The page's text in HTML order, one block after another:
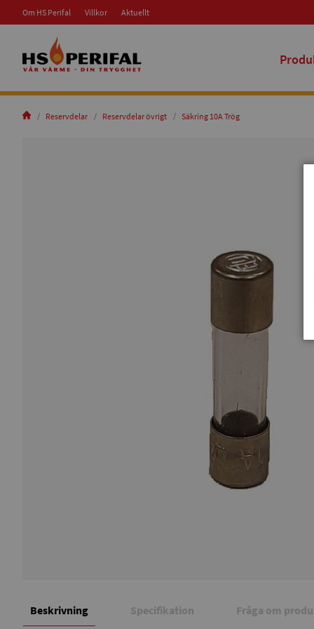
Om HS Perifal Villkor Aktuellt
Reservdelar Reservdelar övrigt Säkring 10A Trög
Beskrivning Specifikation Fråga om